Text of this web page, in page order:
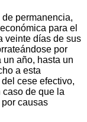
permanencia,
para el
veinte días de sus
por
año, hasta un
a esta
cese efectivo,
de que la
causas